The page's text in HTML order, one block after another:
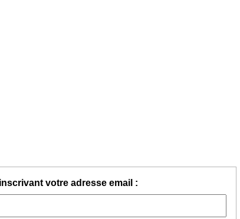
votre adresse email :